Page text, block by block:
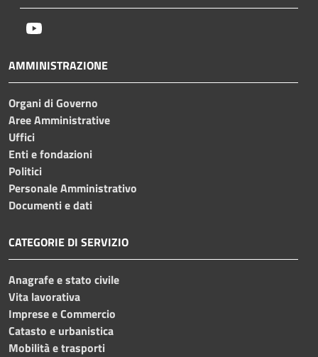
AMMINISTRAZIONE
Organi di Governo
Aree Amministrative
Uffici
Enti e fondazioni
Politici
Personale Amministrativo
Documenti e dati
CATEGORIE DI SERVIZIO
Anagrafe e stato civile
Vita lavorativa
Imprese e Commercio
Catasto e urbanistica
Mobilità e trasporti